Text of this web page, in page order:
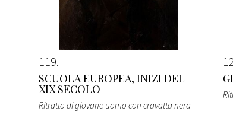
119
SCUOLA EUROPEA, INIZI DEL
XIX SECOLO
Ritratto di giovane uomo con cravatta nera